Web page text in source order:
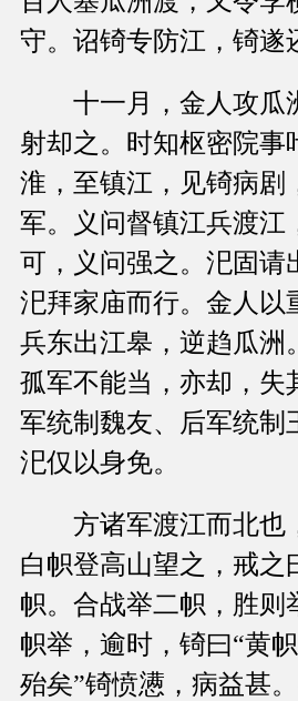
守。诏锜专防江，锜遂
十一月，金人攻瓜
射却之。时知枢密院事
淮，至镇江，见锜病剧
军。义问督镇江兵渡江
可，义问强之。汜固请
汜拜家庙而行。金人以
兵东出江皋，逆趋瓜洲
孤军不能当，亦却，失
军统制魏友、后军统制
汜仅以身免。
方诸军渡江而北也，
白帜登高山望之，戒之
帜。合战举二帜，胜则
帜举，逾时，锜曰“黄
殆矣”锜愤懑，病益甚